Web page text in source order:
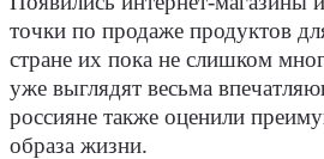
точки по продаже продуктов
стране их пока не слишком
уже выглядят весьма
россияне также оценили
образа жизни.